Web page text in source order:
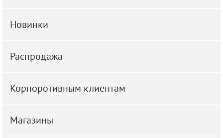
Новинки
Распродажа
Корпоротивным клиентам
Магазины